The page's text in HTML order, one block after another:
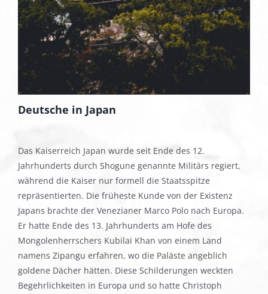
Deutsche in Japan
Das Kaiserreich Japan wurde seit Ende des 12.
Jahrhunderts durch Shogune genannte Militärs regiert,
während die Kaiser nur formell die Staatsspitze
repräsentierten. Die früheste Kunde von der Existenz
Japans brachte der Venezianer Marco Polo nach Europa.
Er hatte Ende des 13. Jahrhunderts am Hofe des
Mongolenherrschers Kubilai Khan von einem Land
namens Zipangu erfahren, wo die Paläste angeblich
goldene Dächer hätten. Diese Schilderungen weckten
Begehrlichkeiten in Europa und so hatte Christoph